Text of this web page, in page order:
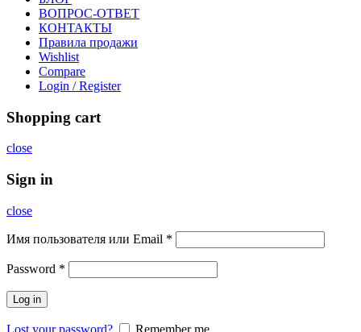
ВОПРОС-ОТВЕТ
КОНТАКТЫ
Правила продажи
Wishlist
Compare
Login / Register
Shopping cart
close
Sign in
close
Имя пользователя или Email *
Password *
Log in
Lost your password? Remember me